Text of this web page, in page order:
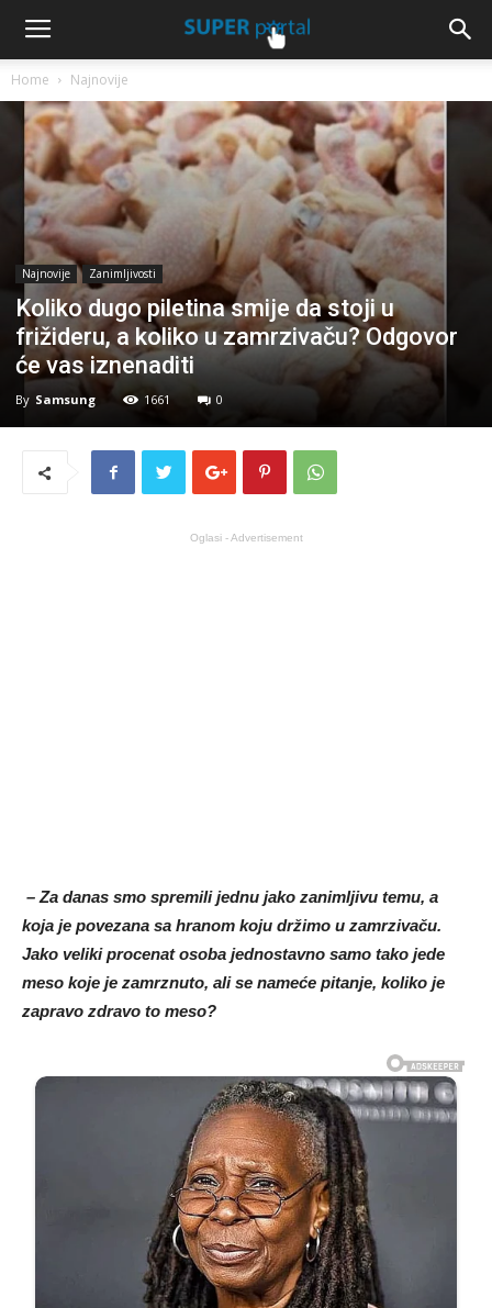
Home Najnovije
Najnovije Zanimljivosti
Koliko dugo piletina smije da stoji u
frižideru, a koliko u zamrzivaču? Odgovor
će vas iznenaditi
By Samsung 1661 0
Oglasi - Advertisement
– Za danas smo spremili jednu jako zanimljivu temu, a
koja je povezana sa hranom koju držimo u zamrzivaču.
Jako veliki procenat osoba jednostavno samo tako jede
meso koje je zamrznuto, ali se nameće pitanje, koliko je
zapravo zdravo to meso?